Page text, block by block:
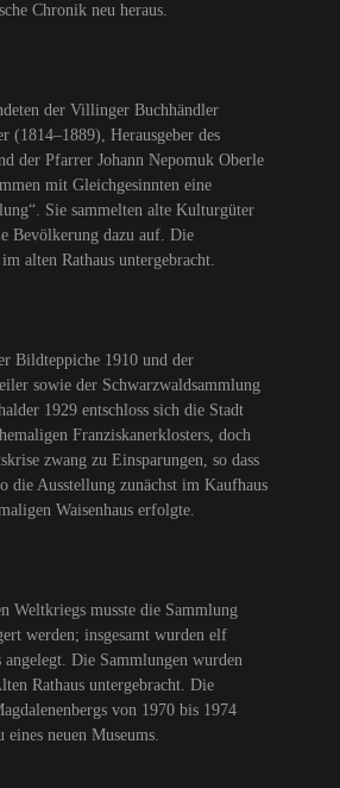
Chronik neu heraus.
der Villinger Buchhändler
(1814–1889), Herausgeber des
der Pfarrer Johann Nepomuk Oberle
mit Gleichgesinnten eine
Sie sammelten alte Kulturgüter
Bevölkerung dazu auf. Die
alten Rathaus untergebracht.
Bildteppiche 1910 und der
sowie der Schwarzwaldsammlung
1929 entschloss sich die Stadt
Franziskanerklosters, doch
zwang zu Einsparungen, so dass
die Ausstellung zunächst im Kaufhaus
Waisenhaus erfolgte.
Weltkriegs musste die Sammlung
werden; insgesamt wurden elf
angelegt. Die Sammlungen wurden
Rathaus untergebracht. Die
von 1970 bis 1974
eines neuen Museums.